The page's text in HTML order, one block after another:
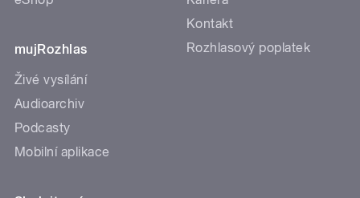
mujRozhlas
Živé vysílání
Audioarchiv
Podcasty
Mobilní aplikace
Kontakt
Rozhlasový poplatek